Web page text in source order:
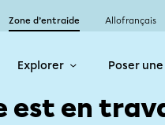
Zone d’entraide Allofrançais
Explorer Poser
est en